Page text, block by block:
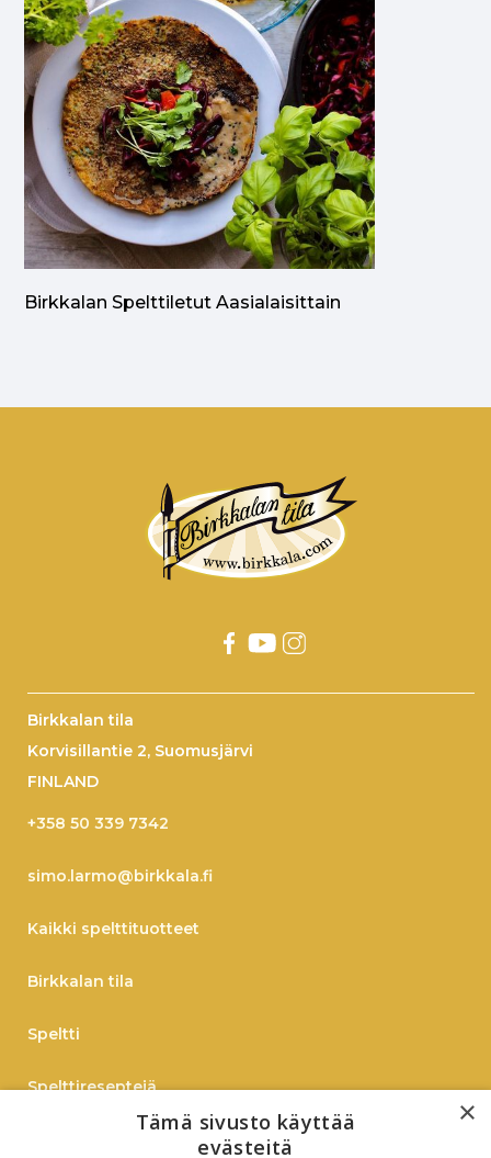
Birkkalan Spelttiletut Aasialaisittain
Birkkalan tila
Korvisillantie 2, Suomusjärvi
FINLAND
+358 50 339 7342
simo.larmo@birkkala.fi
Kaikki spelttituotteet
Birkkalan tila
Speltti
Spelttireseptejä
×
Tämä sivusto käyttää
evästeitä